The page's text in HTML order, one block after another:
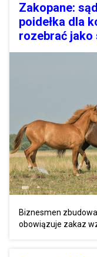
Zakopane:
poidełka dla
rozebrać jako
Biznesmen
obowiązuje zakaz